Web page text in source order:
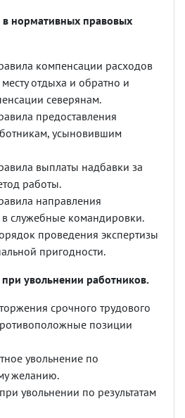
нормативных правовых
компенсации расходов
отдыха и обратно и
северянам.
предоставления
усыновившим
выплаты надбавки за
работы.
направления
в служебные командировки.
проведения экспертизы
пригодности.
увольнении работников.
срочного трудового
позиции
увольнение по
желанию.
увольнении по результатам